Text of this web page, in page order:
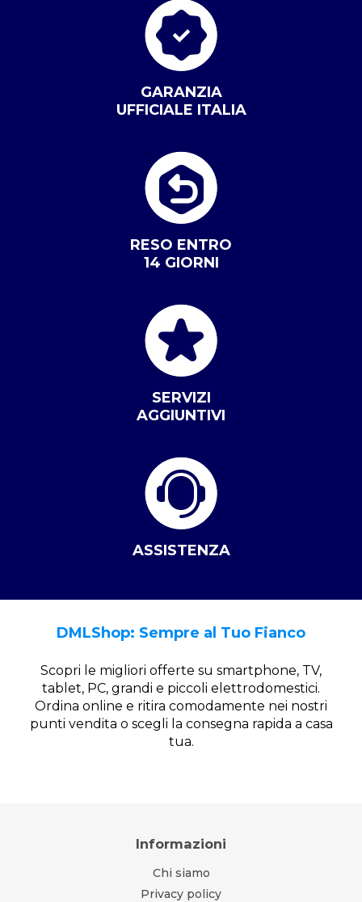
GARANZIA
UFFICIALE ITALIA
RESO ENTRO
14 GIORNI
SERVIZI
AGGIUNTIVI
ASSISTENZA
DMLShop: Sempre al Tuo Fianco
Scopri le migliori offerte su smartphone, TV,
tablet, PC, grandi e piccoli elettrodomestici.
Ordina online e ritira comodamente nei nostri
punti vendita o scegli la consegna rapida a casa
tua.
Informazioni
Chi siamo
Privacy policy